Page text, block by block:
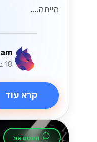
הייתה....
18 ביולי 2026
קרא עוד
וואטסאפ